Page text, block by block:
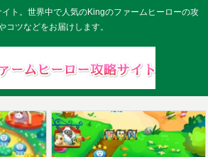
ト。世界中で人気のKingのファームヒーローの攻
コツなどをお届けします。